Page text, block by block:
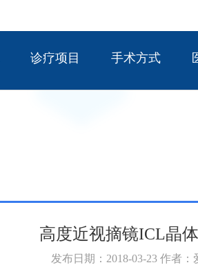
诊疗项目 手术方式
高度近视摘镜ICL晶
发布日期：2018-03-23 作者：